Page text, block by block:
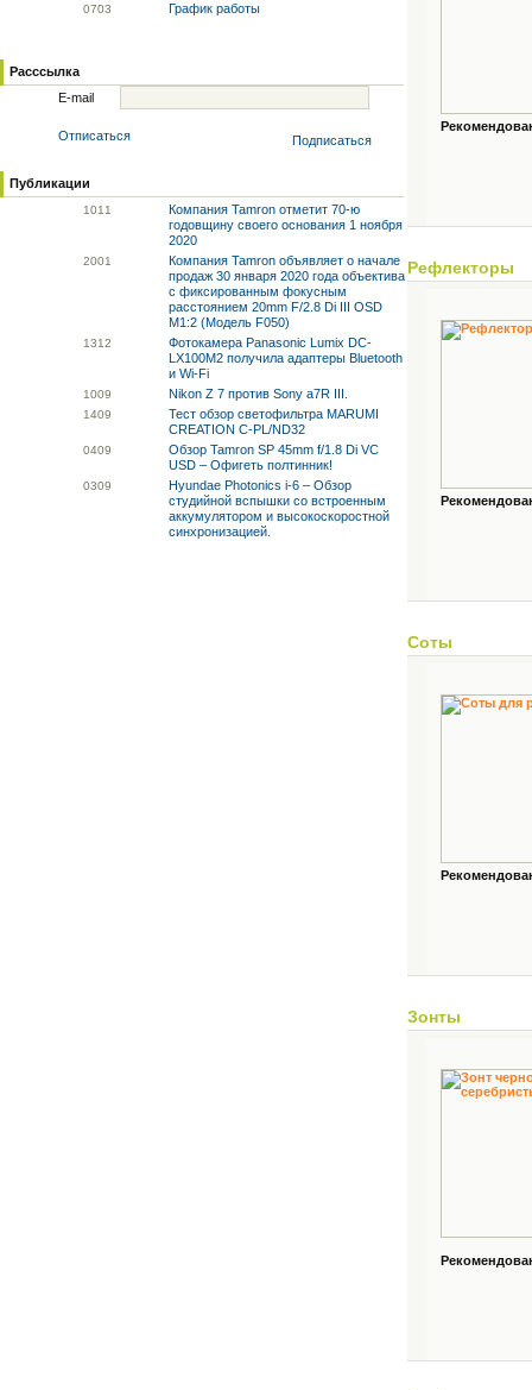
0703 График работы
Расссылка
E-mail
Отписаться Подписаться
Публикации
1011
Компания Tamron отметит 70-ю
годовщину своего основания 1 ноября
2020
2001
Компания Tamron объявляет о начале
продаж 30 января 2020 года объектива
с фиксированным фокусным
расстоянием 20mm F/2.8 Di III OSD
M1:2 (Модель F050)
1312
Фотокамера Panasonic Lumix DC-
LX100M2 получила адаптеры Bluetooth
и Wi-Fi
1009 Nikon Z 7 против Sony a7R III.
1409
Тест обзор светофильтра MARUMI
CREATION C-PL/ND32
0409
Обзор Tamron SP 45mm f/1.8 Di VC
USD – Офигеть полтинник!
0309
Hyundae Photonics i-6 – Обзор
студийной вспышки со встроенным
аккумулятором и высокоскоростной
синхронизацией.
Рефлекторы
Соты
Зонты